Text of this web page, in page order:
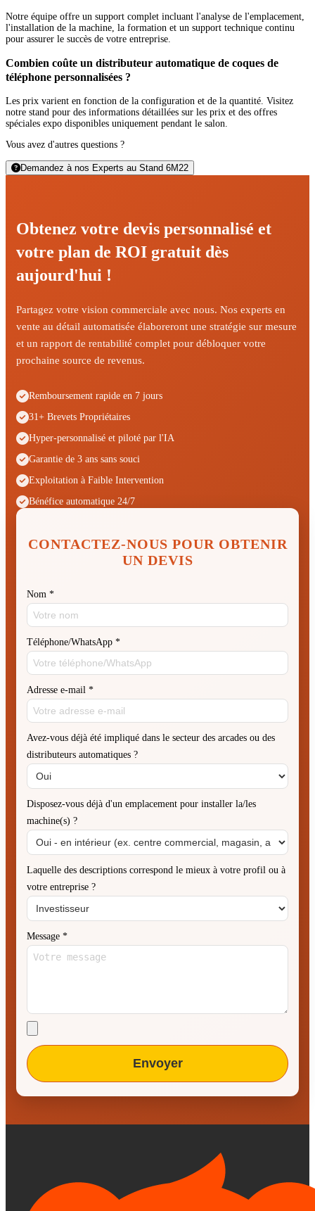
Notre équipe offre un support complet incluant l'analyse de l'emplacement,
l'installation de la machine, la formation et un support technique continu
pour assurer le succès de votre entreprise.
Combien coûte un distributeur automatique de coques de
téléphone personnalisées ?
Les prix varient en fonction de la configuration et de la quantité. Visitez
notre stand pour des informations détaillées sur les prix et des offres
spéciales expo disponibles uniquement pendant le salon.
Vous avez d'autres questions ?
Demandez à nos Experts au Stand 6M22
Obtenez votre devis personnalisé et
votre plan de ROI gratuit dès
aujourd'hui !
Partagez votre vision commerciale avec nous. Nos experts en
vente au détail automatisée élaboreront une stratégie sur mesure
et un rapport de rentabilité complet pour débloquer votre
prochaine source de revenus.
Remboursement rapide en 7 jours
31+ Brevets Propriétaires
Hyper-personnalisé et piloté par l'IA
Garantie de 3 ans sans souci
Exploitation à Faible Intervention
Bénéfice automatique 24/7
CONTACTEZ-NOUS POUR OBTENIR
UN DEVIS
Nom *
Téléphone/WhatsApp *
Adresse e-mail *
Avez-vous déjà été impliqué dans le secteur des arcades ou des
distributeurs automatiques ?
Disposez-vous déjà d'un emplacement pour installer la/les
machine(s) ?
Laquelle des descriptions correspond le mieux à votre profil ou à
votre entreprise ?
Message *
Envoyer